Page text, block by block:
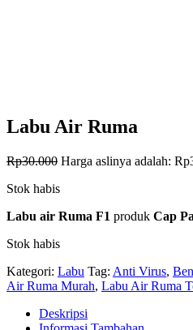
Labu Air Ruma
Rp30.000 Harga aslinya adalah:
Stok habis
Labu air Ruma F1 produk Cap
Stok habis
Kategori: Labu Tag: Anti Virus,
Air Ruma Murah, Labu Air Ruma
Deskripsi